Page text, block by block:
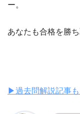
ー。
あなたも合格を勝
▶︎過去問解説記事も